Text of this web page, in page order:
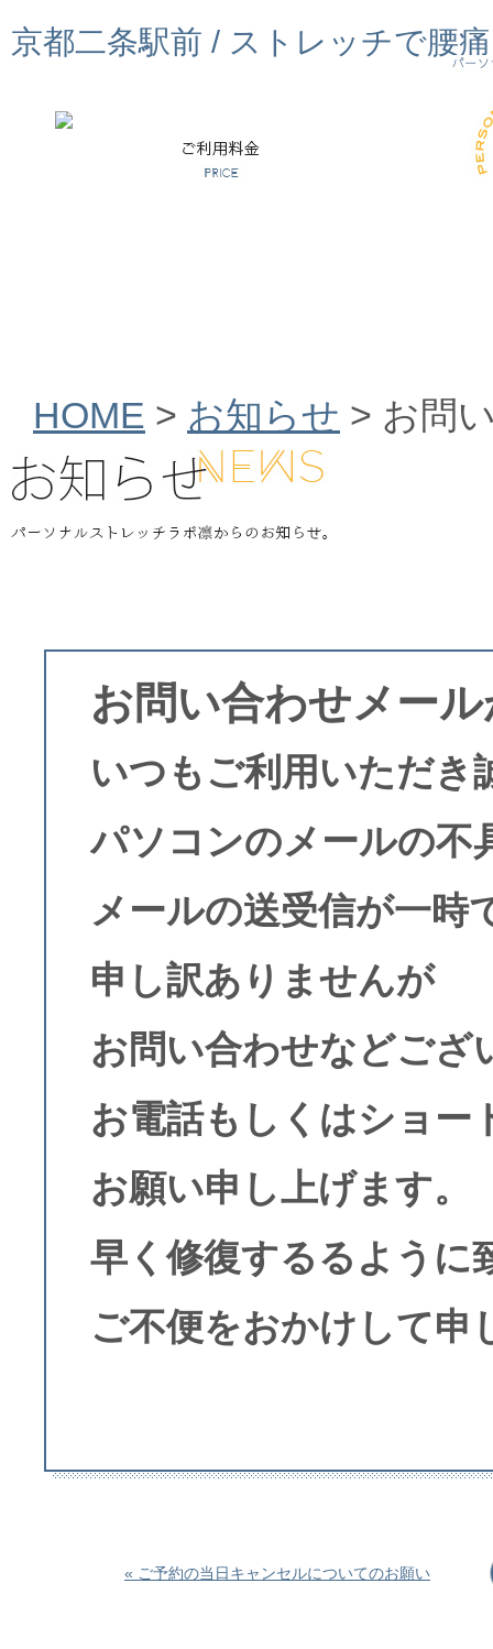
京都二条駅前 / ストレッチで腰
HOME > お知らせ > お問
お問い合わせメー
いつもご利用いただき
パソコンのメールの不
メールの送受信が一時
申し訳ありませんが
お問い合わせなどござ
お電話もしくはショー
お願い申し上げます。
早く修復するるように
ご不便をおかけして申
« ご予約の当日キャンセルについてのお願い